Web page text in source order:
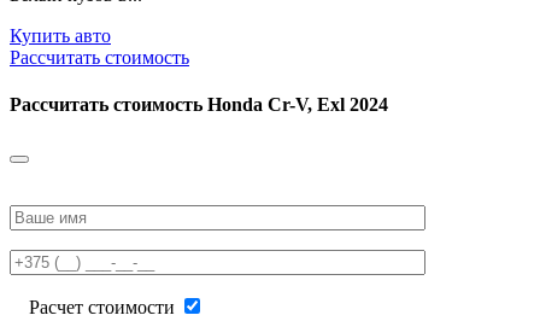
Купить авто
Рассчитать стоимость
Рассчитать стоимость Honda Cr-V, Exl 2024
leave
field
empty.
Расчет стоимости